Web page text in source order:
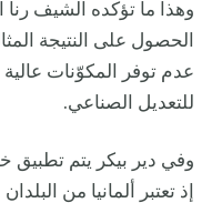
وهذا ما تؤكده الشيف رنا
الحصول على النتيجة
عدم توفر المكوّنات عالية
للتعديل الصناعي.
وفي دير بيكر يتم تطبيق
إذ تعتبر ألمانيا من